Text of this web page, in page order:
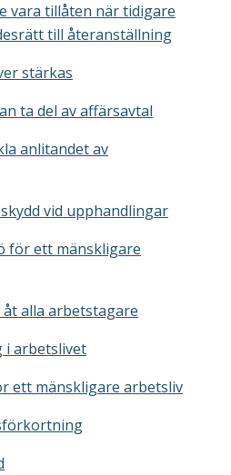
vara tillåten när tidigare
till återanställning
stärkas
ta del av affärsavtal
anlitandet av
vid upphandlingar
för ett mänskligare
alla arbetstagare
i arbetslivet
ett mänskligare arbetsliv